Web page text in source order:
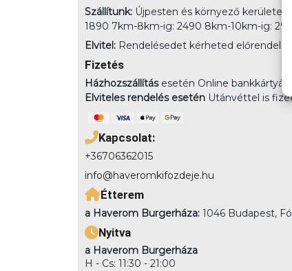
Szállítunk: Újpesten és környező
1890 7km-8km-ig: 2490 8km-10km-ig:
Elvitel: Rendelésedet kérheted
Fizetés
Házhozszállításesetén Online bankkártyával,
Elviteles rendelés esetén Utánvéttel is
Kapcsolat:
+36706362015
info@haveromkifozdeje.hu
Étterem
a Haverom Burgerháza: 1046 Budapest,
Nyitva
a Haverom Burgerháza
H - Cs: 11:30 - 21:00